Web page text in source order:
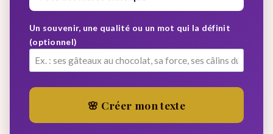
Un souvenir, une qualité ou un mot qui la définit
(optionnel)
🌸 Créer mon texte